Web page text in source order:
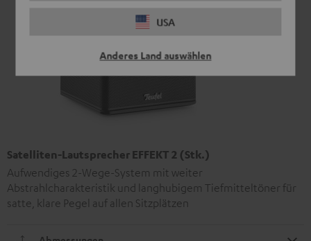
USA
Anderes Land auswählen
Satelliten-Lautsprecher EFFEKT 2 (Stk.)
Aufwendiges 2-Wege-System mit weiter
Abstrahlcharakteristik und langhubigem Tiefmitteltöner für
satte, klare Pegel auf allen Sitzplätzen